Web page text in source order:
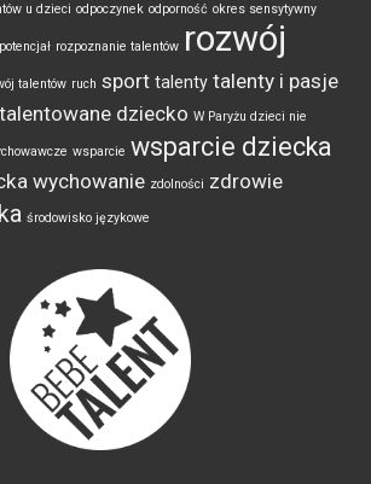
u dzieci odpoczynek odporność okres sensytywny
potencjał rozpoznanie talentów rozwój
talentów ruch sport talenty talenty i pasje
dziecko W Paryżu dzieci nie
wsparcie wsparcie dziecka
wychowanie zdolności zdrowie
środowisko językowe